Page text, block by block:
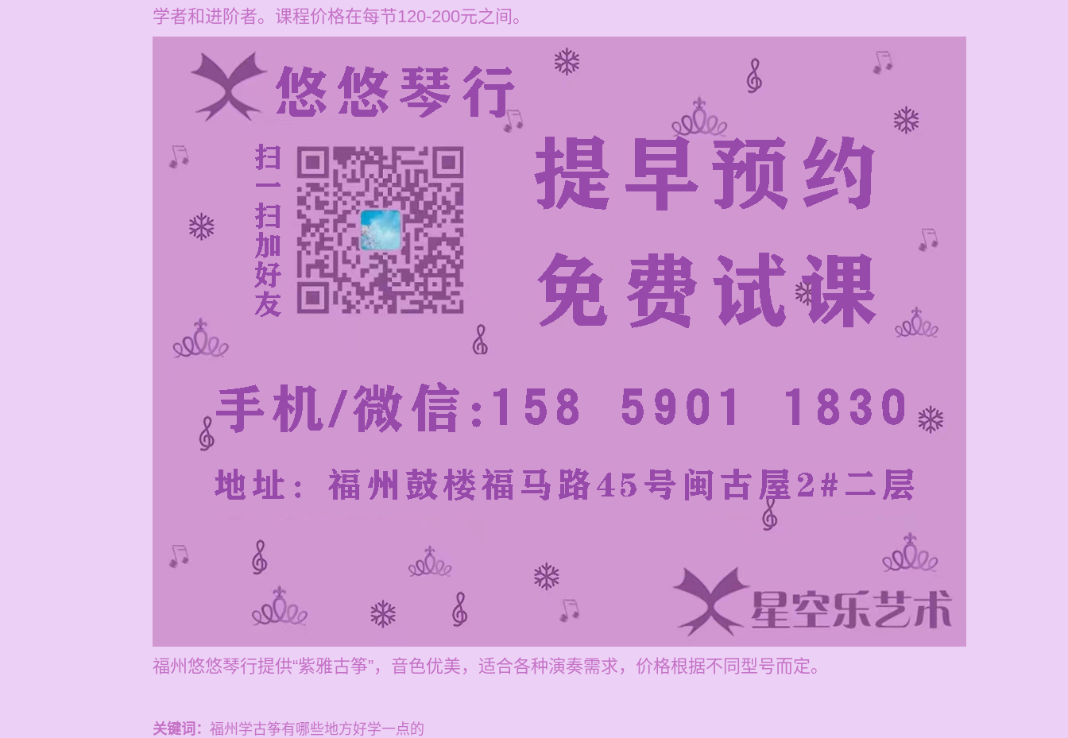
学者和进阶者。课程价格在每节120-200元之间。
福州悠悠琴行提供“紫雅古筝”，音色优美，适合各种演奏需求，价格根据不同型号而定。
关键词： 福州学古筝有哪些地方好学一点的